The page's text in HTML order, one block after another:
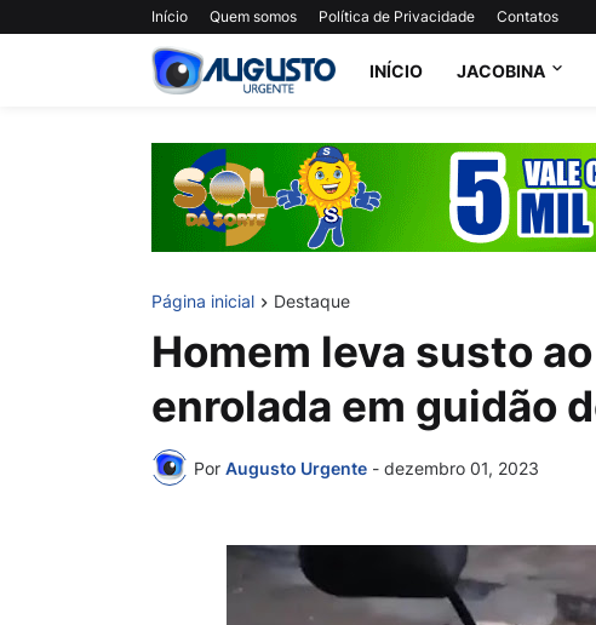
Início Quem somos Política de Privacidade Contatos
INÍCIO JACOBINA
Página inicial Destaque
Homem leva susto
enrolada em guidão
Por Augusto Urgente - dezembro 01, 2023